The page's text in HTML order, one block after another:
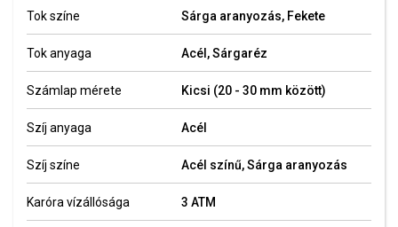
Tok színe Sárga aranyozás, Fekete
Tok anyaga Acél, Sárgaréz
Számlap mérete Kicsi (20 - 30 mm között)
Szíj anyaga Acél
Szíj színe Acél színű, Sárga aranyozás
Karóra vízállósága 3 ATM